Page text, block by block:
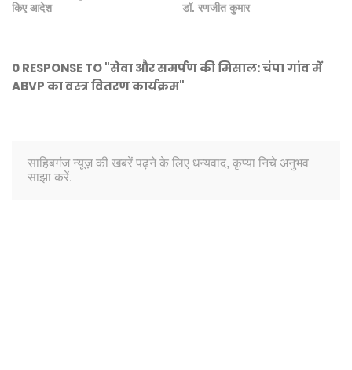
किए आदेश
डॉ. रणजीत कुमार
0 RESPONSE TO "सेवा और समर्पण की मिसाल: चंपा गांव में
ABVP का वस्त्र वितरण कार्यक्रम"
साहिबगंज न्यूज़ की खबरें पढ़ने के लिए धन्यवाद, कृप्या निचे अनुभव
साझा करें.